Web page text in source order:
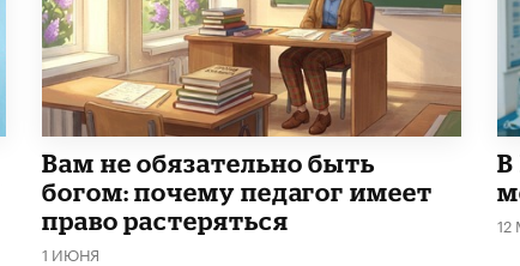
​Вам не обязательно быть
богом: почему педагог имеет
право растеряться
1 ИЮНЯ
В
12